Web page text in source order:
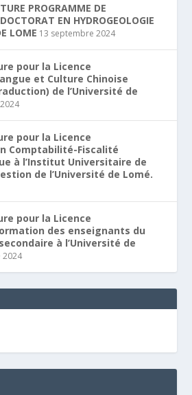
PROGRAMME DE
EN HYDROGEOLOGIE
LOME 13 septembre 2024
pour la Licence
et Culture Chinoise
de l’Université de
pour la Licence
Comptabilité-Fiscalité
à l’Institut Universitaire de
de l’Université de Lomé.
pour la Licence
des enseignants du
à l’Université de
2024